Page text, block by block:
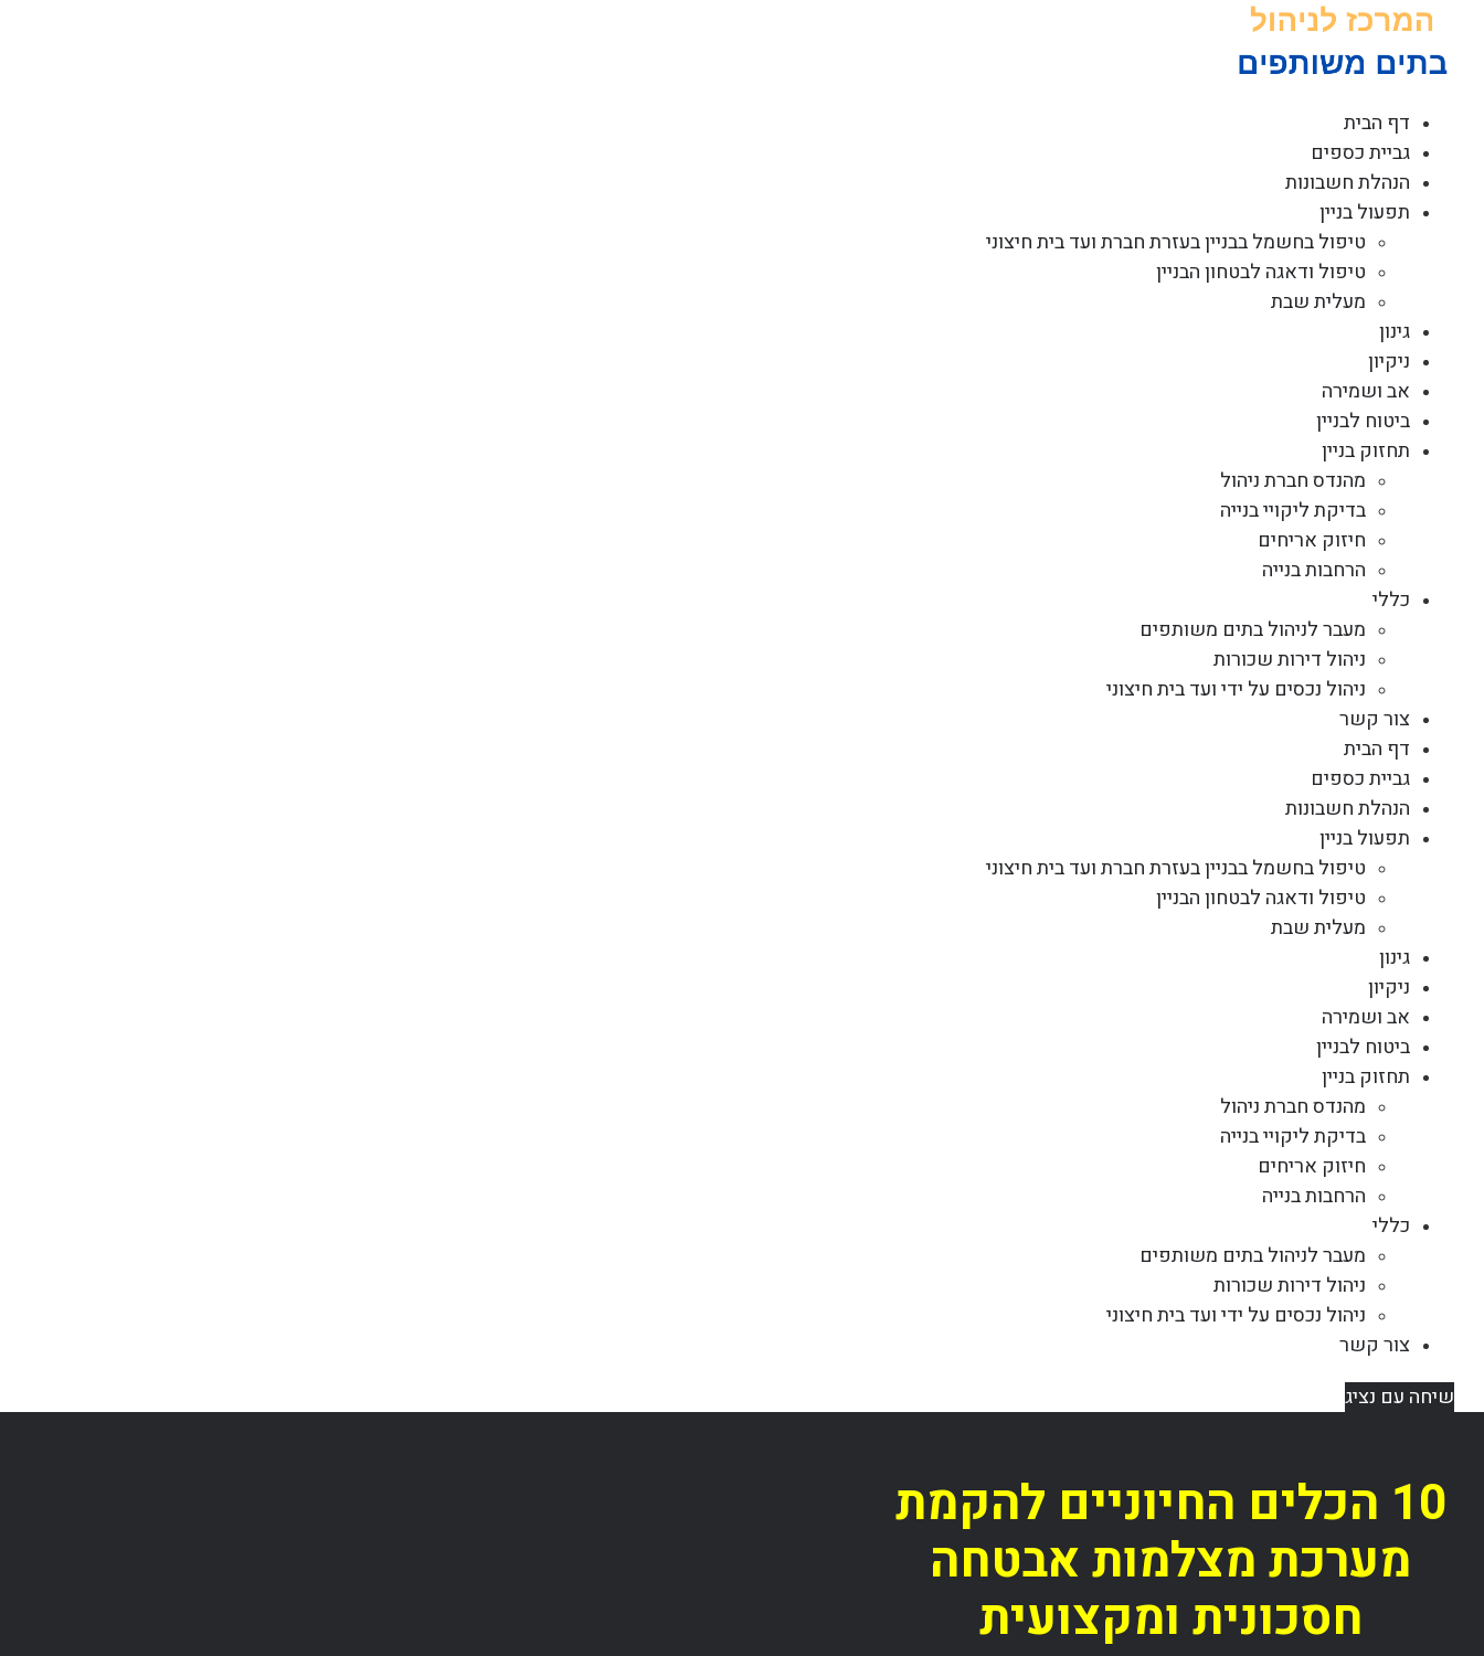
דף הבית
גביית כספים
הנהלת חשבונות
תפעול בניין
טיפול בחשמל בבניין בעזרת חברת ועד בית חיצוני
טיפול ודאגה לבטחון הבניין
מעלית שבת
גינון
ניקיון
אב ושמירה
ביטוח לבניין
תחזוק בניין
מהנדס חברת ניהול
בדיקת ליקויי בנייה
חיזוק אריחים
הרחבות בנייה
כללי
מעבר לניהול בתים משותפים
ניהול דירות שכורות
ניהול נכסים על ידי ועד בית חיצוני
צור קשר
דף הבית
גביית כספים
הנהלת חשבונות
תפעול בניין
טיפול בחשמל בבניין בעזרת חברת ועד בית חיצוני
טיפול ודאגה לבטחון הבניין
מעלית שבת
גינון
ניקיון
אב ושמירה
ביטוח לבניין
תחזוק בניין
מהנדס חברת ניהול
בדיקת ליקויי בנייה
חיזוק אריחים
הרחבות בנייה
כללי
מעבר לניהול בתים משותפים
ניהול דירות שכורות
ניהול נכסים על ידי ועד בית חיצוני
צור קשר
שיחה עם נציג
10 הכלים החיוניים להקמת
מערכת מצלמות אבטחה
חסכונית ומקצועית